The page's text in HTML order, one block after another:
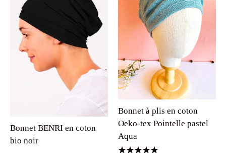
Bonnet BENRI en coton
bio noir
Bonnet à plis en coton
Oeko-tex Pointelle pastel
Aqua